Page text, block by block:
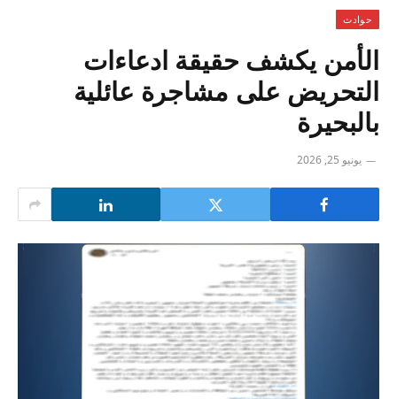
حوادث
الأمن يكشف حقيقة ادعاءات
التحريض على مشاجرة عائلية
بالبحيرة
يونيو 25, 2026